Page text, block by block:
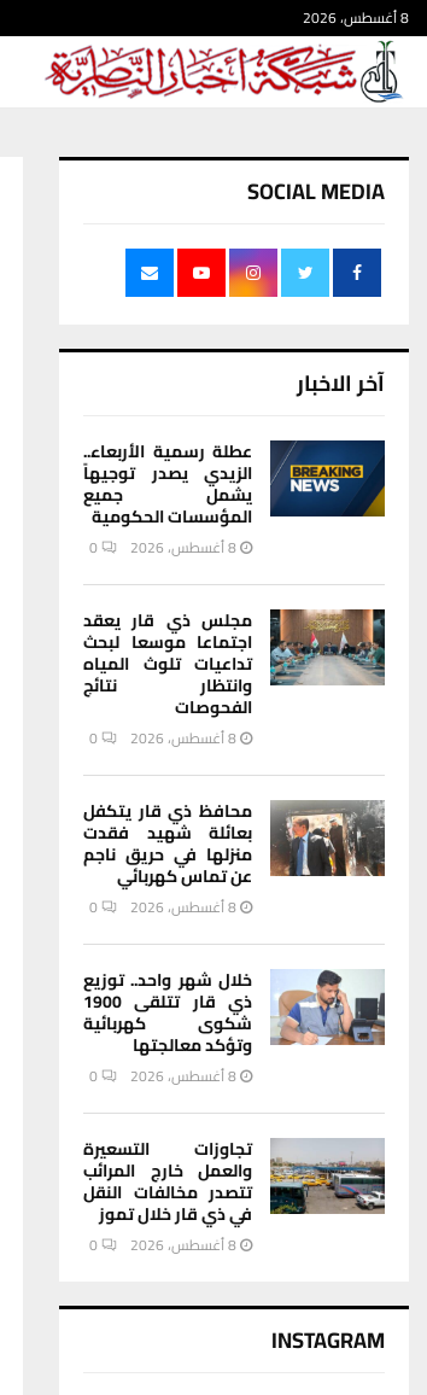
8 أغسطس، 2026
SOCIAL MEDIA
آخر الاخبار
عطلة رسمية الأربعاء..
الزيدي يصدر توجيهاً
يشمل جميع
المؤسسات الحكومية
8 أغسطس، 2026 0
مجلس ذي قار يعقد
اجتماعا موسعا لبحث
تداعيات تلوث المياه
وانتظار نتائج
الفحوصات
8 أغسطس، 2026 0
محافظ ذي قار يتكفل
بعائلة شهيد فقدت
منزلها في حريق ناجم
عن تماس كهربائي
8 أغسطس، 2026 0
خلال شهر واحد.. توزيع
ذي قار تتلقى 1900
شكوى كهربائية
وتؤكد معالجتها
8 أغسطس، 2026 0
تجاوزات التسعيرة
والعمل خارج المرائب
تتصدر مخالفات النقل
في ذي قار خلال تموز
8 أغسطس، 2026 0
INSTAGRAM